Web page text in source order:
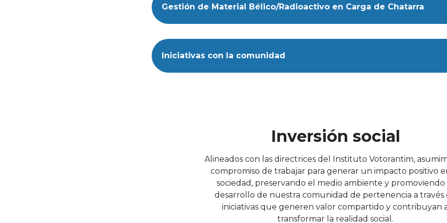
Gestión de Material Bélico/Radioactivo en Carga de Chatarra
Iniciativas con la comunidad
Inversión social
Alineados con las directrices del Instituto Votorantim,
compromiso de trabajar para generar un impacto positivo
sociedad, preservando el medio ambiente y promoviendo
desarrollo de nuestra comunidad de pertenencia a través
iniciativas que generen valor compartido y contribuyan
transformar la realidad social.